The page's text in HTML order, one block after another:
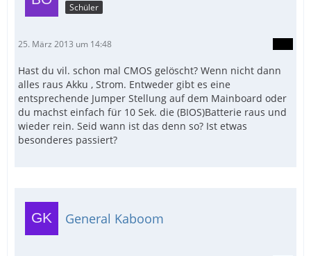
Schüler
25. März 2013 um 14:48
Hast du vil. schon mal CMOS gelöscht? Wenn nicht dann
alles raus Akku , Strom. Entweder gibt es eine
entsprechende Jumper Stellung auf dem Mainboard oder
du machst einfach für 10 Sek. die (BIOS)Batterie raus und
wieder rein. Seid wann ist das denn so? Ist etwas
besonderes passiert?
General Kaboom